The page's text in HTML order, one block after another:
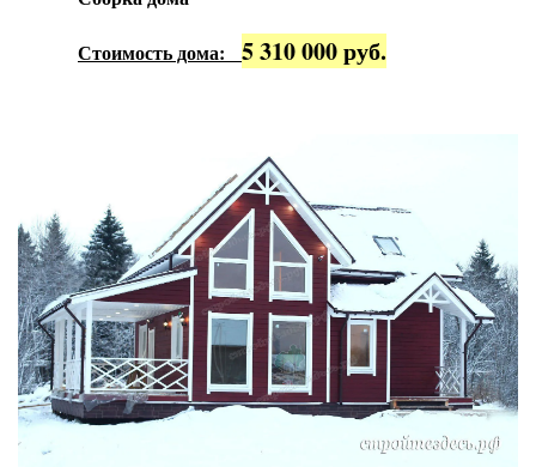
Стоимость дома: 5 310 000 руб.